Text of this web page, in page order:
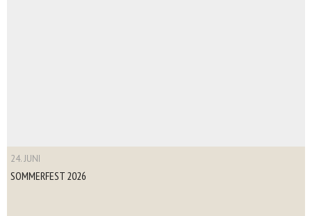
24. JUNI
SOMMERFEST 2026